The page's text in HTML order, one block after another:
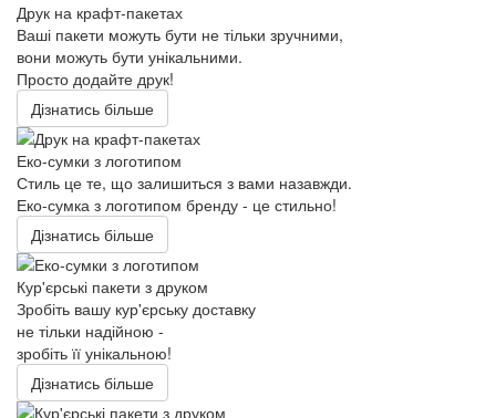
Друк на крафт-пакетах
Ваші пакети можуть бути не тільки зручними,
вони можуть бути унікальними.
Просто додайте друк!
Дізнатись більше
Еко-сумки з логотипом
Стиль це те, що залишиться з вами назавжди.
Еко-сумка з логотипом бренду - це стильно!
Дізнатись більше
Кур'єрські пакети з друком
Зробіть вашу кур'єрську доставку
не тільки надійною -
зробіть її унікальною!
Дізнатись більше